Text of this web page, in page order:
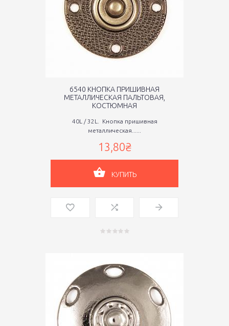
6540 КНОПКА ПРИШИВНАЯ
МЕТАЛЛИЧЕСКАЯ ПАЛЬТОВАЯ,
КОСТЮМНАЯ
40L / 32L. Кнопка пришивная
металлическая......
13,80₴
КУПИТЬ